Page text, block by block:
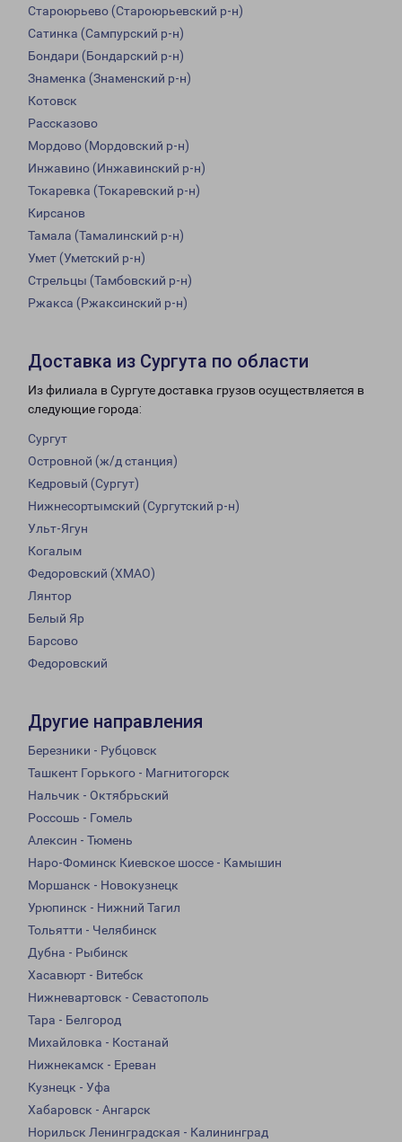
Староюрьево (Староюрьевский р-н)
Сатинка (Сампурский р-н)
Бондари (Бондарский р-н)
Знаменка (Знаменский р-н)
Котовск
Рассказово
Мордово (Мордовский р-н)
Инжавино (Инжавинский р-н)
Токаревка (Токаревский р-н)
Кирсанов
Тамала (Тамалинский р-н)
Умет (Уметский р-н)
Стрельцы (Тамбовский р-н)
Ржакса (Ржаксинский р-н)
Доставка из Сургута по области
Из филиала в Сургуте доставка грузов осуществляется в
следующие города:
Сургут
Островной (ж/д станция)
Кедровый (Сургут)
Нижнесортымский (Сургутский р-н)
Ульт-Ягун
Когалым
Федоровский (ХМАО)
Лянтор
Белый Яр
Барсово
Федоровский
Другие направления
Березники - Рубцовск
Ташкент Горького - Магнитогорск
Нальчик - Октябрьский
Россошь - Гомель
Алексин - Тюмень
Наро-Фоминск Киевское шоссе - Камышин
Моршанск - Новокузнецк
Урюпинск - Нижний Тагил
Тольятти - Челябинск
Дубна - Рыбинск
Хасавюрт - Витебск
Нижневартовск - Севастополь
Тара - Белгород
Михайловка - Костанай
Нижнекамск - Ереван
Кузнецк - Уфа
Хабаровск - Ангарск
Норильск Ленинградская - Калининград